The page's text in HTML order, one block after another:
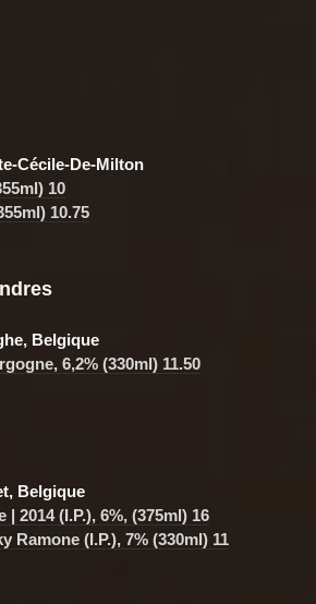
Cécile-De-Milton
10
10.75
Belgique
6,2% (330ml) 11.50
Belgique
| 2014 (I.P.), 6%, (375ml) 16
Ramone (I.P.), 7% (330ml) 11